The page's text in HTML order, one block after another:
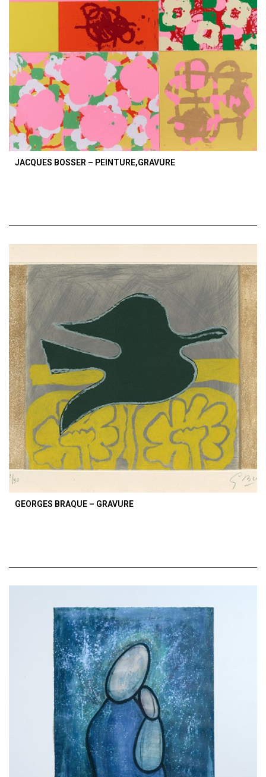
JACQUES BOSSER – PEINTURE,GRAVURE
GEORGES BRAQUE – GRAVURE